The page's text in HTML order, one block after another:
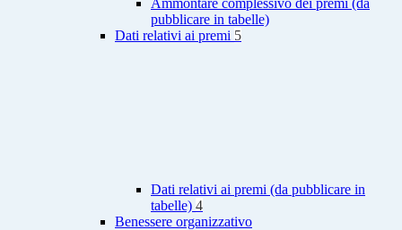
Ammontare complessivo dei premi (da
pubblicare in tabelle)
Dati relativi ai premi 5
Dati relativi ai premi (da pubblicare in
tabelle) 4
Benessere organizzativo